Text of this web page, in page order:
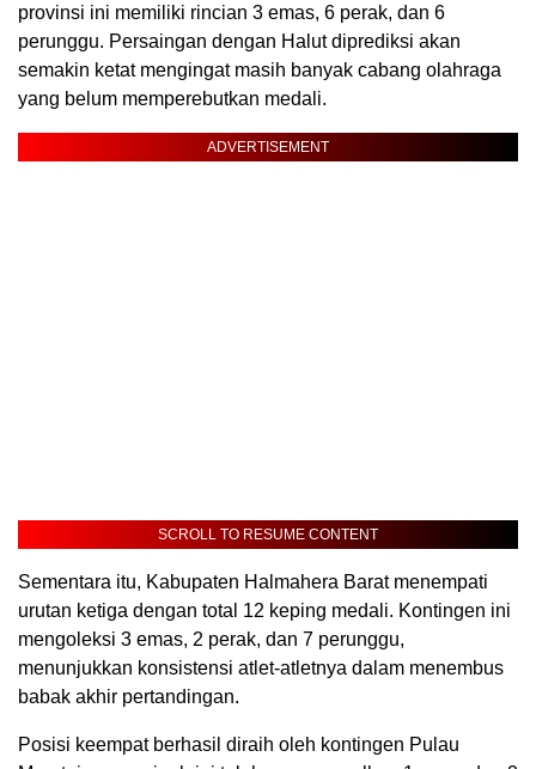
provinsi ini memiliki rincian 3 emas, 6 perak, dan 6
perunggu. Persaingan dengan Halut diprediksi akan
semakin ketat mengingat masih banyak cabang olahraga
yang belum memperebutkan medali.
ADVERTISEMENT
SCROLL TO RESUME CONTENT
Sementara itu, Kabupaten Halmahera Barat menempati
urutan ketiga dengan total 12 keping medali. Kontingen ini
mengoleksi 3 emas, 2 perak, dan 7 perunggu,
menunjukkan konsistensi atlet-atletnya dalam menembus
babak akhir pertandingan.
Posisi keempat berhasil diraih oleh kontingen Pulau